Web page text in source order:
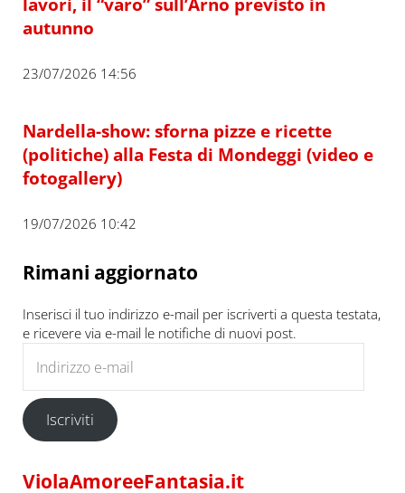
autunno
23/07/2026 14:56
Nardella-show: sforna pizze e ricette
(politiche) alla Festa di Mondeggi (video e
fotogallery)
19/07/2026 10:42
Rimani aggiornato
Inserisci il tuo indirizzo e-mail per iscriverti a questa testata,
e ricevere via e-mail le notifiche di nuovi post.
Iscriviti
ViolaAmoreeFantasia.it